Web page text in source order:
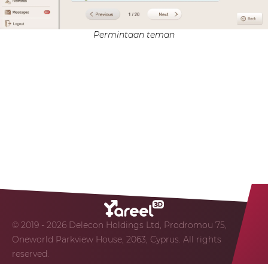
Permintaan teman
© 2019 - 2026 Delecon Holdings Ltd, Prodromou 75,
Oneworld Parkview House, 2063, Cyprus. All rights
reserved.